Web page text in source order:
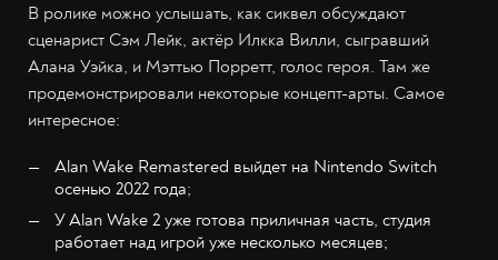
В ролике можно услышать, как сиквел обсуждают
сценарист Сэм Лейк, актёр Илкка Вилли, сыгравший
Алана Уэйка, и Мэттью Порретт, голос героя. Там же
продемонстрировали некоторые концепт-арты. Самое
интересное:
Alan Wake Remastered выйдет на Nintendo Switch
осенью 2022 года;
У Alan Wake 2 уже готова приличная часть, студия
работает над игрой уже несколько месяцев;